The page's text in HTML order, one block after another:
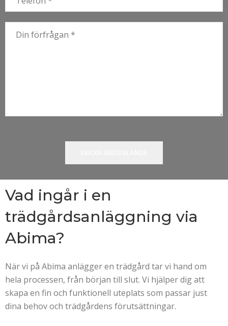
Vad ingår i en
trädgårdsanläggning via
Abima?
När vi på Abima anlägger en trädgård tar vi hand om
hela processen, från början till slut. Vi hjälper dig att
skapa en fin och funktionell uteplats som passar just
dina behov och trädgårdens förutsättningar.